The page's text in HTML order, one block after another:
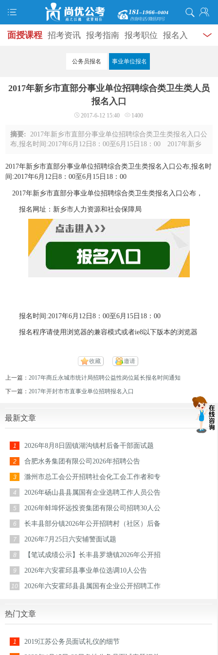
面授课程 招考资讯 报考指南 报考职位 报名入
成绩查询 面试公告 录用公示
学员风采 名师团队
公务员报名 事业单位报名
2017年新乡市直部分事业单位招聘综合类卫生类人员
报名入口
2017-6-12 15:40 1400
摘要:2017年新乡市直部分事业单位招聘综合类卫生类报名入口公
布,报名时间:2017年6月12日8：00至6月15日18：00 2017年新乡
网址：新乡市人力资源和社会保障局 ...
2017年新乡市直部分事业单位招聘综合类卫生类报名入口公布,报名时
间:2017年6月12日8：00至6月15日18：00
2017年新乡市直部分事业单位招聘综合类卫生类报名入口公布，
报名网址：新乡市人力资源和社会保障局
报名时间:2017年6月12日8：00至6月15日18：00
报名程序请使用浏览器的兼容模式或者ie8以下版本的浏览器
收藏 邀请
上一篇：2017年商丘永城市统计局招聘公益性岗位延长报名时间通知
下一篇：2017年开封市市直事业单位招聘报名入口
最新文章
1 2026年8月8日固镇湖沟镇村后备干部面试题
2 合肥水务集团有限公司2026年招聘公告
3 滁州市总工会公开招聘社会化工会工作者和专
4 2026年砀山县县属国有企业选聘工作人员公告
5 2026年蚌埠怀远投资集团有限公司招聘30人公
6 长丰县部分镇2026年公开招聘村（社区）后备
7 2026年7月25日六安辅警面试题
8 【笔试成绩公示】长丰县罗塘镇2026年公开招
9 2026年六安霍邱县事业单位选调10人公告
10 2026年六安霍邱县县属国有企业公开招聘工作
热门文章
1 2019江苏公务员面试礼仪的细节